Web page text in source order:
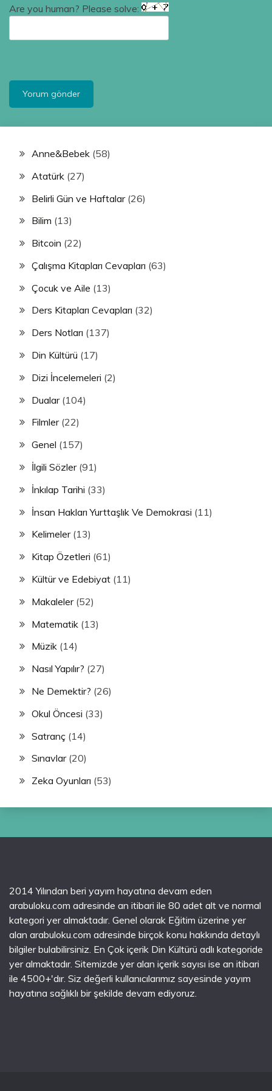
Are you human? Please solve:
Anne&Bebek (58)
Atatürk (27)
Belirli Gün ve Haftalar(26)
Bilim (13)
Bitcoin (22)
Çalışma Kitapları Cevapları (63)
Çocuk ve Aile (13)
Ders Kitapları Cevapları (32)
Ders Notları (137)
Din Kültürü (17)
Dizi İncelemeleri (2)
Dualar(104)
Filmler(22)
Genel (157)
İlgili Sözler(91)
İnkılap Tarihi (33)
İnsan Hakları Yurttaşlık Ve Demokrasi (11)
Kelimeler(13)
Kitap Özetleri (61)
Kültür ve Edebiyat (11)
Makaleler(52)
Matematik (13)
Müzik (14)
Nasıl Yapılır? (27)
Ne Demektir? (26)
Okul Öncesi (33)
Satranç (14)
Sınavlar(20)
Zeka Oyunları (53)
2014 Yılından beri yayım hayatına devam eden
arabuloku.com adresinde an itibari ile 80 adet alt ve normal
kategori yer almaktadır. Genel olarak Eğitim üzerine yer
alan arabuloku.com adresinde birçok konu hakkında detaylı
bilgiler bulabilirsiniz. En Çok içerik Din Kültürü adlı kategoride
yer almaktadır. Sitemizde yer alan içerik sayısı ise an itibari
ile 4500+'dır. Siz değerli kullanıcılarımız sayesinde yayım
hayatına sağlıklı bir şekilde devam ediyoruz.